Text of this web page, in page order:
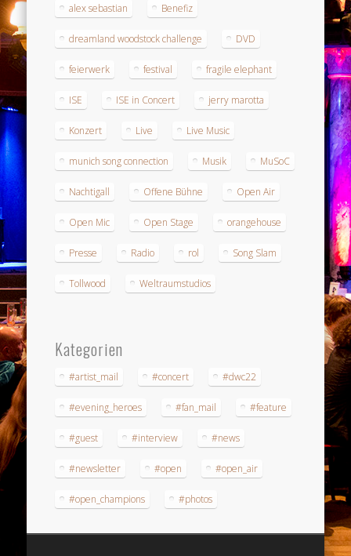
alex sebastian Benefiz
dreamland woodstock challenge DVD
feierwerk festival fragile elephant
ISE ISE in Concert jerry marotta
Konzert Live Live Music
munich song connection Musik MuSoC
Nachtigall Offene Bühne Open Air
Open Mic Open Stage orangehouse
Presse Radio rol Song Slam
Tollwood Weltraumstudios
Kategorien
#artist_mail #concert #dwc22
#evening_heroes #fan_mail #feature
#guest #interview #news
#newsletter #open #open_air
#open_champions #photos